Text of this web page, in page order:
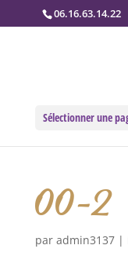
06.16.63.14.22
Sélectionner une
00-2
par admin3137|